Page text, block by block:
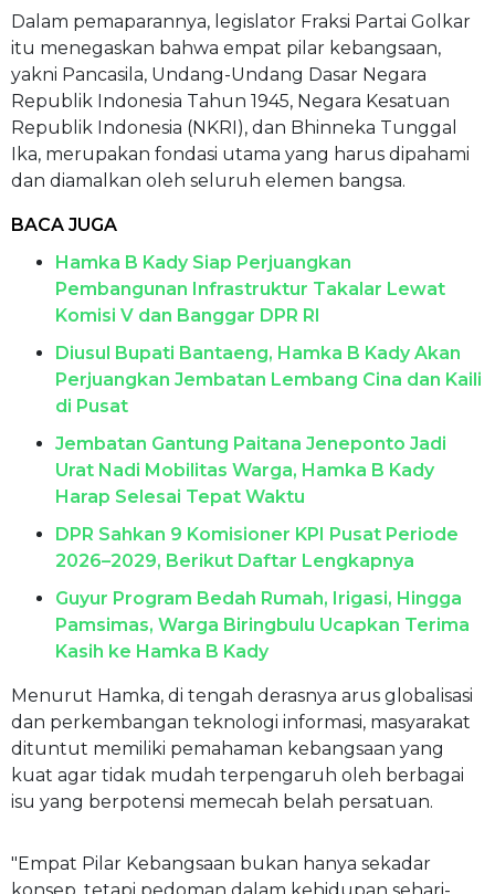
Dalam pemaparannya, legislator Fraksi Partai Golkar
itu menegaskan bahwa empat pilar kebangsaan,
yakni Pancasila, Undang-Undang Dasar Negara
Republik Indonesia Tahun 1945, Negara Kesatuan
Republik Indonesia (NKRI), dan Bhinneka Tunggal
Ika, merupakan fondasi utama yang harus dipahami
dan diamalkan oleh seluruh elemen bangsa.
BACA JUGA
Hamka B Kady Siap Perjuangkan
Pembangunan Infrastruktur Takalar Lewat
Komisi V dan Banggar DPR RI
Diusul Bupati Bantaeng, Hamka B Kady Akan
Perjuangkan Jembatan Lembang Cina dan Kaili
di Pusat
Jembatan Gantung Paitana Jeneponto Jadi
Urat Nadi Mobilitas Warga, Hamka B Kady
Harap Selesai Tepat Waktu
DPR Sahkan 9 Komisioner KPI Pusat Periode
2026–2029, Berikut Daftar Lengkapnya
Guyur Program Bedah Rumah, Irigasi, Hingga
Pamsimas, Warga Biringbulu Ucapkan Terima
Kasih ke Hamka B Kady
Menurut Hamka, di tengah derasnya arus globalisasi
dan perkembangan teknologi informasi, masyarakat
dituntut memiliki pemahaman kebangsaan yang
kuat agar tidak mudah terpengaruh oleh berbagai
isu yang berpotensi memecah belah persatuan.
"Empat Pilar Kebangsaan bukan hanya sekadar
konsep, tetapi pedoman dalam kehidupan sehari-